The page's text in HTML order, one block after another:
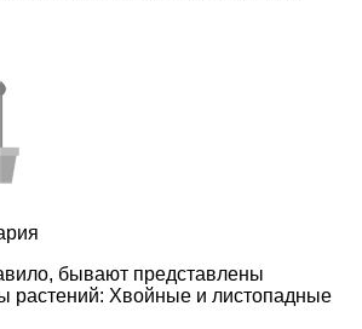
бывают представлены
растений: Хвойные и листопадные